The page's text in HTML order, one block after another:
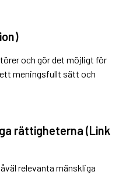
och gör det möjligt för
meningsfullt sätt och
rättigheterna (Link
relevanta mänskliga